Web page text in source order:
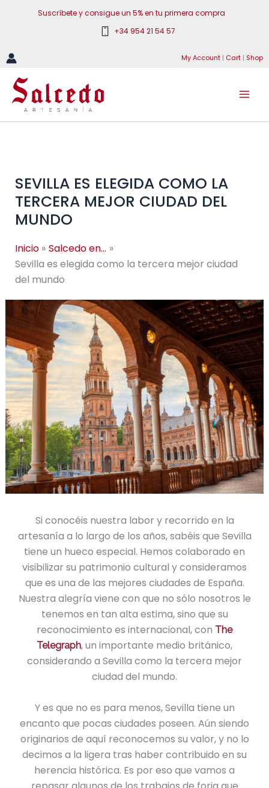
Suscríbete y consigue un 5% en tu primera compra
+34 954 21 54 57
My Account | Cart | Shop
SEVILLA ES ELEGIDA COMO LA
TERCERA MEJOR CIUDAD DEL
MUNDO
Inicio
Salcedo en...
Sevilla es elegida como la tercera mejor ciudad
del mundo
Si conocéis nuestra labor y recorrido en la
artesanía a lo largo de los años, sabéis que Sevilla
tiene un hueco especial. Hemos colaborado en
visibilizar su patrimonio cultural y consideramos
que es una de las mejores ciudades de España.
Nuestra alegría viene con que no sólo nosotros le
tenemos en tan alta estima, sino que su
reconocimiento es internacional, con The
Telegraph, un importante medio británico,
considerando a Sevilla como la tercera mejor
ciudad del mundo.
Y es que no es para menos, Sevilla tiene un
encanto que pocas ciudades poseen. Aún siendo
originarios de aquí reconocemos su valor, y no lo
decimos a la ligera tras haber contribuido en su
herencia histórica. Es por eso que vamos a